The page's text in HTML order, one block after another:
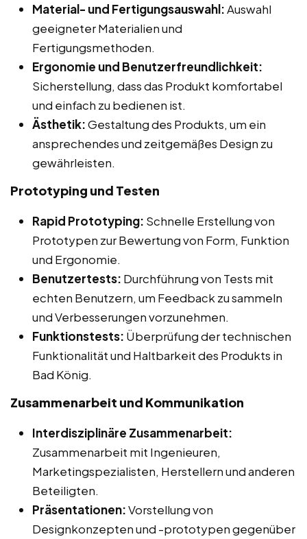
Material- und Fertigungsauswahl:Auswahl
geeigneter Materialien und
Fertigungsmethoden.
Ergonomie und Benutzerfreundlichkeit:
Sicherstellung, dass das Produkt komfortabel
und einfach zu bedienen ist.
Ästhetik:Gestaltung des Produkts, um ein
ansprechendes und zeitgemäßes Design zu
gewährleisten.
Prototyping und Testen
Rapid Prototyping: Schnelle Erstellung von
Prototypen zur Bewertung von Form, Funktion
und Ergonomie.
Benutzertests: Durchführung von Tests mit
echten Benutzern, um Feedback zu sammeln
und Verbesserungen vorzunehmen.
Funktionstests: Überprüfung der technischen
Funktionalität und Haltbarkeit des Produkts in
Bad König.
Zusammenarbeit und Kommunikation
Interdisziplinäre Zusammenarbeit:
Zusammenarbeit mit Ingenieuren,
Marketingspezialisten, Herstellern und anderen
Beteiligten.
Präsentationen:Vorstellung von
Designkonzepten und -prototypen gegenüber